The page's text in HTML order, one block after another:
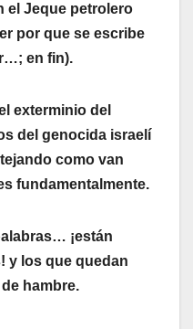
el Jeque petrolero
por que se escribe
en fin).
exterminio del
del genocida israelí
como van
fundamentalmente.
¡están
y los que quedan
hambre.